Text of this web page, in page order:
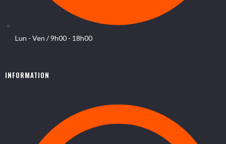
Lun - Ven / 9h00 - 18h00
INFORMATION